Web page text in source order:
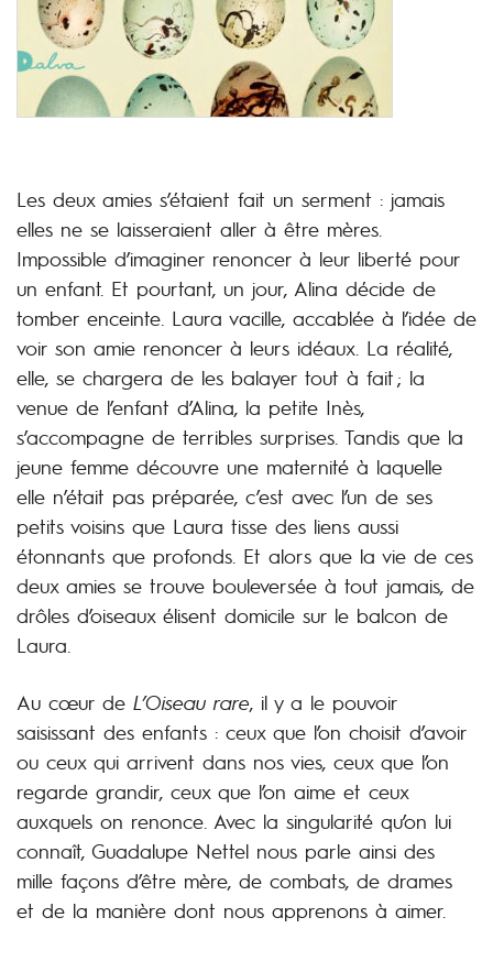
Les deux amies s’étaient fait un serment : jamais
elles ne se laisseraient aller à être mères.
Impossible d’imaginer renoncer à leur liberté pour
un enfant. Et pourtant, un jour, Alina décide de
tomber enceinte. Laura vacille, accablée à l’idée de
voir son amie renoncer à leurs idéaux. La réalité,
elle, se chargera de les balayer tout à fait ; la
venue de l’enfant d’Alina, la petite Inès,
s’accompagne de terribles surprises. Tandis que la
jeune femme découvre une maternité à laquelle
elle n’était pas préparée, c’est avec l’un de ses
petits voisins que Laura tisse des liens aussi
étonnants que profonds. Et alors que la vie de ces
deux amies se trouve bouleversée à tout jamais, de
drôles d’oiseaux élisent domicile sur le balcon de
Laura.
Au cœur de L’Oiseau rare, il y a le pouvoir
saisissant des enfants : ceux que l’on choisit d’avoir
ou ceux qui arrivent dans nos vies, ceux que l’on
regarde grandir, ceux que l’on aime et ceux
auxquels on renonce. Avec la singularité qu’on lui
connaît, Guadalupe Nettel nous parle ainsi des
mille façons d’être mère, de combats, de drames
et de la manière dont nous apprenons à aimer.